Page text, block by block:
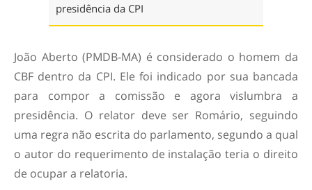
presidência da CPI
João Aberto (PMDB-MA) é considerado o homem da
CBF dentro da CPI. Ele foi indicado por sua bancada
para compor a comissão e agora vislumbra a
presidência. O relator deve ser Romário, seguindo
uma regra não escrita do parlamento, segundo a qual
o autor do requerimento de instalação teria o direito
de ocupar a relatoria.